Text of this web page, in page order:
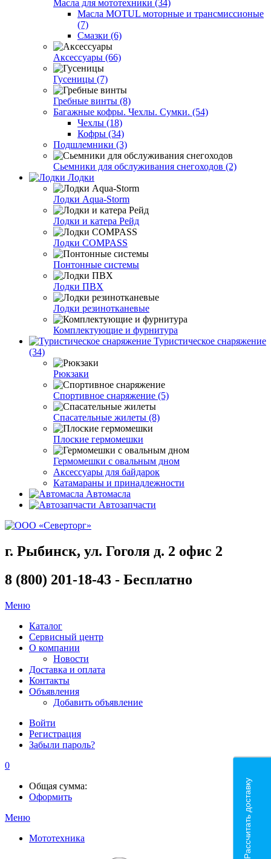
Масла для мототехники (34)
Масла MOTUL моторные и трансмиссионые
(7)
Смазки (6)
Аксессуары (66)
Гусеницы (7)
Гребные винты (8)
Багажные кофры. Чехлы. Сумки. (54)
Чехлы (18)
Кофры (34)
Подшлемники (3)
Сьемники для обслуживания снегоходов (2)
Лодки
Лодки Aqua-Storm
Лодки и катера Рейд
Лодки COMPASS
Понтонные системы
Лодки ПВХ
Лодки резинотканевые
Комплектующие и фурнитура
Туристическое снаряжение
(34)
Рюкзаки
Спортивное снаряжение (5)
Спасательные жилеты (8)
Плоские гермомешки
Гермомешки с овальным дном
Аксессуары для байдарок
Катамараны и принадлежности
Автомасла
Автозапчасти
г. Рыбинск, ул. Гоголя д. 2 офис 2
8 (800) 201-18-43 - Бесплатно
Меню
Каталог
Сервисный центр
О компании
Новости
Доставка и оплата
Контакты
Объявления
Добавить объявление
Войти
Регистрация
Забыли пароль?
0
Общая сумма:
Оформить
Меню
Мототехника
Рассчитать доставку